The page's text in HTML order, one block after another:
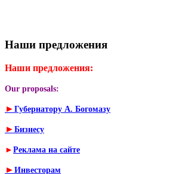
Наши предложения
Наши предложения:
Our proposals:
► Губернатору А. Богомазу
► Бизнесу
► Реклама на сайте
► Инвесторам